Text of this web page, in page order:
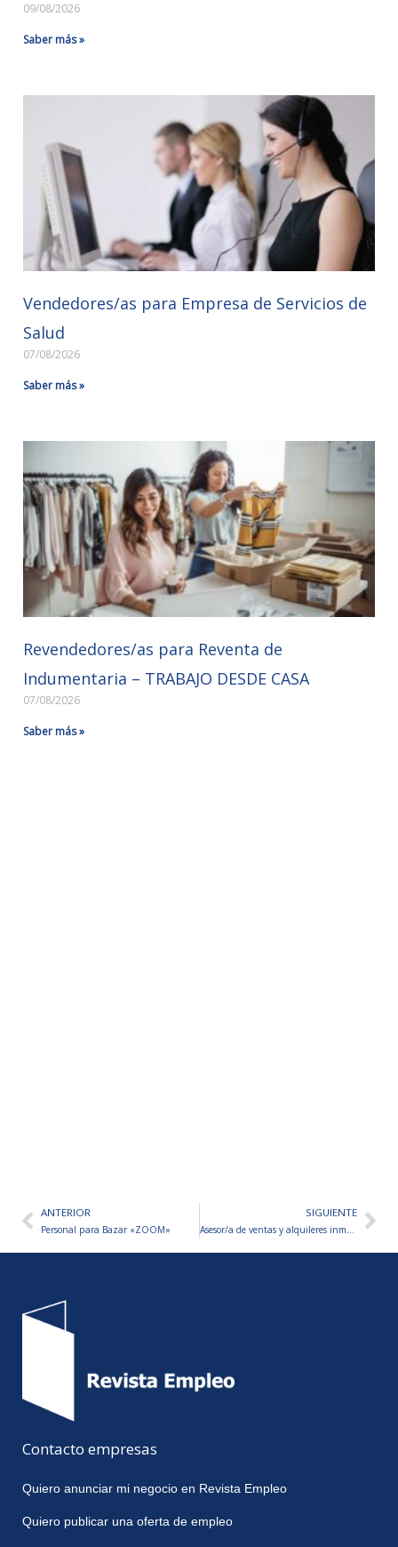
09/08/2026
Saber más »
Vendedores/as para Empresa de Servicios de
Salud
07/08/2026
Saber más »
Revendedores/as para Reventa de
Indumentaria – TRABAJO DESDE CASA
07/08/2026
Saber más »
AntANTERIOR
Personal para Bazar «ZOOM»
SIGUIENTE
Asesor/a de ventas y alquileres inmobiliarios-Tierra Del Fuego
Contacto empresas
Quiero anunciar mi negocio en Revista Empleo
Quiero publicar una oferta de empleo